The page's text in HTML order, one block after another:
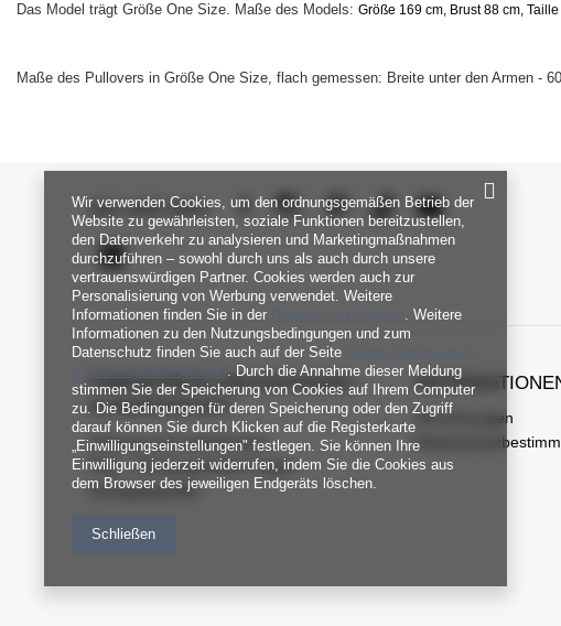
Das Model trägt Größe One Size. Maße des Models: Größe 169 cm, Brust 88 cm,
Maße des Pullovers in Größe One Size, flach gemessen: Breite unter den Armen -
SEI UNS NAH
FABRIKPREIS-GROSSHANDEL-K
UNDENDIENST
Zahlung und Lieferkosten
FAQ - Häufig gestellte Fragen
Rückgabepolitik
Verordnungen
Wir verwenden Cookies, um den ordnungsgemäßen Betrieb der
Website zu gewährleisten, soziale Funktionen bereitzustellen,
den Datenverkehr zu analysieren und Marketingmaßnahmen
durchzuführen – sowohl durch uns als auch durch unsere
vertrauenswürdigen Partner. Cookies werden auch zur
Personalisierung von Werbung verwendet. Weitere
Informationen finden Sie in der
. Weitere
Informationen zu den Nutzungsbedingungen und zum
Datenschutz finden Sie auch auf der Seite
& Nutzungsbedingungen . Durch die Annahme dieser Meldung
stimmen Sie der Speicherung von Cookies auf Ihrem Computer
zu. Die Bedingungen für deren Speicherung oder den Zugriff
darauf können Sie durch Klicken auf die Registerkarte
„Einwilligungseinstellungen" festlegen. Sie können Ihre
Einwilligung jederzeit widerrufen, indem Sie die Cookies aus
dem Browser des jeweiligen Endgeräts löschen.
Schließen